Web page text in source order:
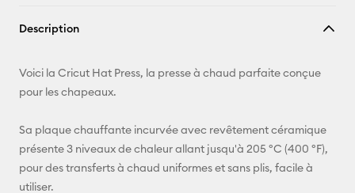
E-mail
Facebook
Description
Voici la Cricut Hat Press, la presse à chaud parfaite conçue
pour les chapeaux.
Sa plaque chauffante incurvée avec revêtement céramique
présente 3 niveaux de chaleur allant jusqu'à 205 ºC (400 ºF),
pour des transferts à chaud uniformes et sans plis, facile à
utiliser.